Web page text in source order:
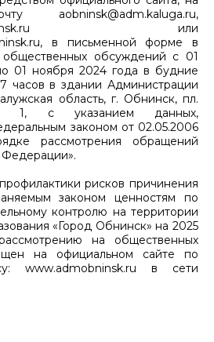
aobninsk@adm.kaluga.ru,
или
в письменной форме в
общественных обсуждений с 01
01 ноября 2024 года в будние
часов в здании Администрации
область, г. Обнинск, пл.
1, с указанием данных,
законом от 02.05.2006
рассмотрения обращений
рисков причинения
законом ценностям по
контролю на территории
«Город Обнинск» на 2025
на общественных
на официальном сайте по
www.admobninsk.ru в сети